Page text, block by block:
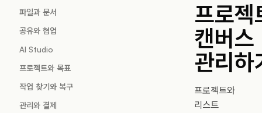
파일과 문서
공유와 협업
AI Studio
프로젝트와 목표
작업 찾기와 복구
관리와 결제
프로젝
캔버스
관리하
프로젝트와
리스트